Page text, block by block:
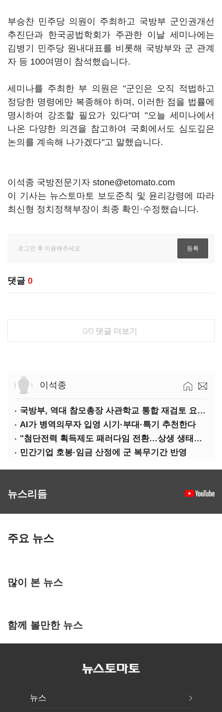
부승찬 민주당 의원이 주최하고 국방부 군인권개선
추진단과 한국공법학회가 주관한 이날 세미나에는
김병기 민주당 원내대표를 비롯해 국방부와 군 관계
자 등 100여명이 참석했습니다.
세미나를 주최한 부 의원은 "군인은 오직 적법하고
정당한 명령에만 복종해야 하며, 이러한 점을 법률에
명시하여 강조할 필요가 있다"며 "오늘 세미나에서
나온 다양한 의견을 참고하여 국회에서도 심도깊은
논의를 계속해 나가겠다"고 말했습니다.
이석종 국방전문기자 stone@etomato.com
이 기사는 뉴스토마토 보도준칙 및 윤리강령에 따라
최신형 정치정책부장이 최종 확인·수정했습니다.
댓글 0
0/0 댓글 더보기
이석종
국방부, 역대 참모총장 사관학교 통합 재검토 요구에 "다양한 의견 수렴해 합리적 시스템 만들 것"
AI가 병역의무자 입영 시기·부대·특기 추천한다
"첨단전력 획득제도 패러다임 전환…상생 생태계 조성해 대체불가 K-방산 도약"
민간기업 호봉·임금 산정에 군 복무기간 반영
뉴스리듬
주요 뉴스
많이 본 뉴스
함께 볼만한 뉴스
뉴스